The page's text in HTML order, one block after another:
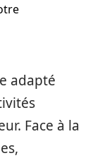
adapté
Face à la